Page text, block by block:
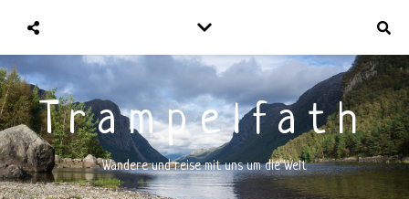
Trampelfath
Wandere und reise mit uns um die Welt